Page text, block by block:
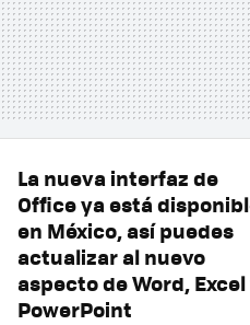
La nueva interfaz de
Office ya está
en México, así puedes
actualizar al nuevo
aspecto de Word,
PowerPoint